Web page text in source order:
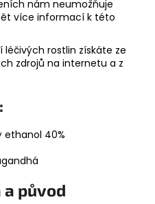
nám neumožňuje
více informací k této
rostlin získáte ze
zdrojů na internetu a z
ethanol 40%
původ